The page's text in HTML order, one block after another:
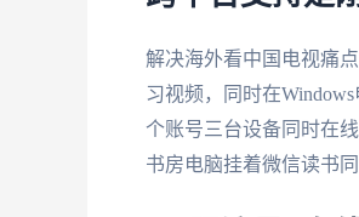
解决海外看中国电视痛
习视频，同时在
个账号三台设备同时在
书房电脑挂着微信读书同